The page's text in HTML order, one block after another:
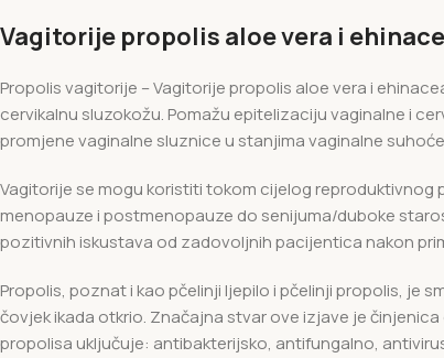
Vagitorije propolis aloe vera i
Propolis vagitorije – Vagitorije propolis aloe vera i
cervikalnu sluzokožu. Pomažu epitelizaciju vaginalne i
promjene vaginalne sluznice u stanjima vaginalne
Vagitorije se mogu koristiti tokom cijelog reproduktivnog
menopauze i postmenopauze do senijuma/duboke
pozitivnih iskustava od zadovoljnih pacijentica nakon
Propolis, poznat i kao pčelinji ljepilo i pčelinji propolis, je
čovjek ikada otkrio. Značajna stvar ove izjave je
propolisa uključuje: antibakterijsko, antifungalno,